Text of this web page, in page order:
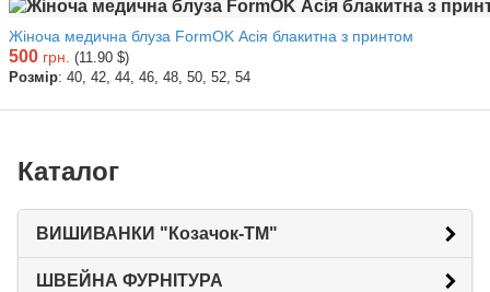
Жіноча медична блуза FormOK Асія блакитна з принтом
500 грн. (11.90 $)
Розмір: 40, 42, 44, 46, 48, 50, 52, 54
Каталог
ВИШИВАНКИ "Козачок-ТМ"
ШВЕЙНА ФУРНІТУРА